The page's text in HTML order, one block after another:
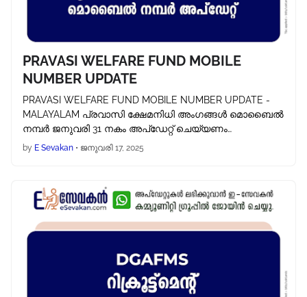
PRAVASI WELFARE FUND MOBILE
NUMBER UPDATE
PRAVASI WELFARE FUND MOBILE NUMBER UPDATE -
MALAYALAM പ്രവാസി ക്ഷേമനിധി അംഗങ്ങൾ മൊബൈൽ
നമ്പർ ജനുവരി 31 നകം അപ്‌ഡേറ്റ് ചെയ്യണം…
by E Sevakan • ജനുവരി 17, 2025